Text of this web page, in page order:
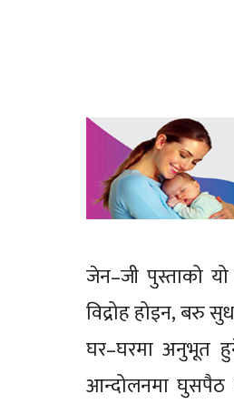
जेन–जी पुस्ताको
विद्रोह होइन, बरु
घर–घरमा अनुभूत
आन्दोलनमा घुसपैठ